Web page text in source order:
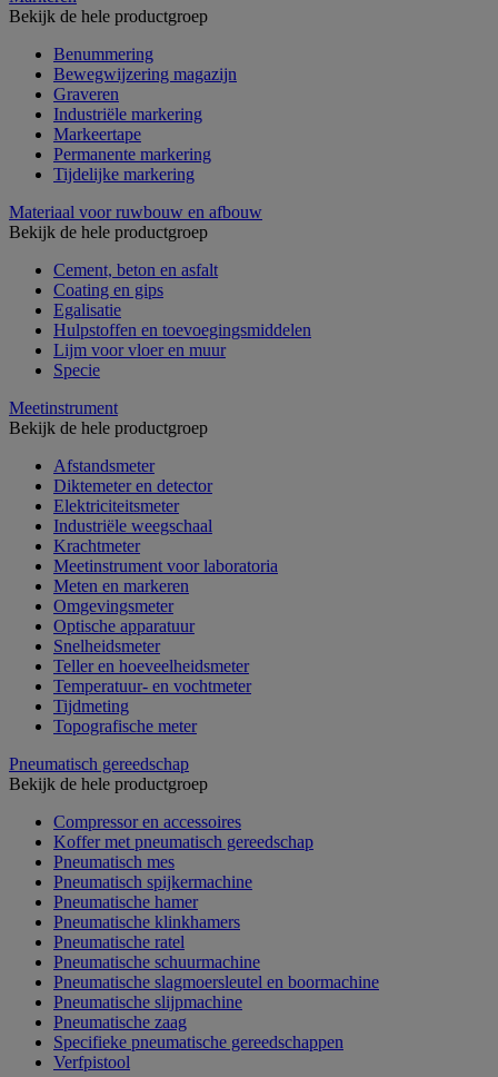
Bekijk de hele productgroep
Benummering
Bewegwijzering magazijn
Graveren
Industriële markering
Markeertape
Permanente markering
Tijdelijke markering
Materiaal voor ruwbouw en afbouw
Bekijk de hele productgroep
Cement, beton en asfalt
Coating en gips
Egalisatie
Hulpstoffen en toevoegingsmiddelen
Lijm voor vloer en muur
Specie
Meetinstrument
Bekijk de hele productgroep
Afstandsmeter
Diktemeter en detector
Elektriciteitsmeter
Industriële weegschaal
Krachtmeter
Meetinstrument voor laboratoria
Meten en markeren
Omgevingsmeter
Optische apparatuur
Snelheidsmeter
Teller en hoeveelheidsmeter
Temperatuur- en vochtmeter
Tijdmeting
Topografische meter
Pneumatisch gereedschap
Bekijk de hele productgroep
Compressor en accessoires
Koffer met pneumatisch gereedschap
Pneumatisch mes
Pneumatisch spijkermachine
Pneumatische hamer
Pneumatische klinkhamers
Pneumatische ratel
Pneumatische schuurmachine
Pneumatische slagmoersleutel en boormachine
Pneumatische slijpmachine
Pneumatische zaag
Specifieke pneumatische gereedschappen
Verfpistool